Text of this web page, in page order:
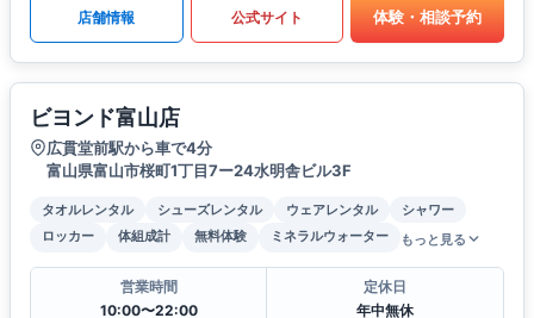
店舗情報 公式サイト 体験・相談予約
ビヨンド富山店
広貫堂前駅から車で4分
富山県富山市桜町1丁目7ー24水明舎ビル3F
タオルレンタル シューズレンタル ウェアレンタル
シャワー
ロッカー
体組成計 無料体験 ミネラルウォーター もっと見る
営業時間
10:00〜22:00
定休日
年中無休